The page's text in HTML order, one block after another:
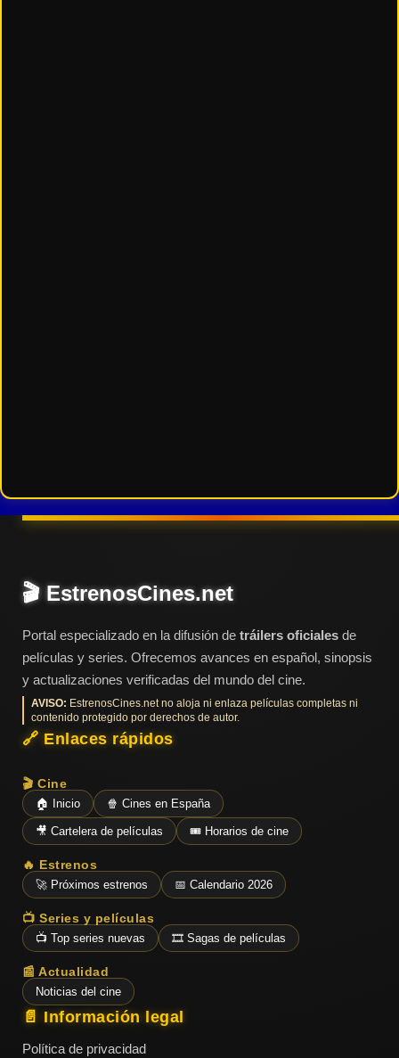
🎬 EstrenosCines.net
Portal especializado en la difusión de tráilers oficiales de
películas y series. Ofrecemos avances en español, sinopsis
y actualizaciones verificadas del mundo del cine.
AVISO: EstrenosCines.net no aloja ni enlaza películas completas ni
contenido protegido por derechos de autor.
🔗 Enlaces rápidos
🎬 Cine
🏠 Inicio 🍿 Cines en España
🎥 Cartelera de películas 🎟️ Horarios de cine
🔥 Estrenos
🚀 Próximos estrenos 📅 Calendario 2026
📺 Series y películas
📺 Top series nuevas 🎞️ Sagas de películas
📰 Actualidad
Noticias del cine
📄 Información legal
Política de privacidad